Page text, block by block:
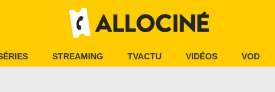
STREAMING TVACTU VIDÉOS VOD